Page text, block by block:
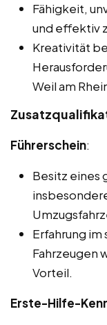
Fähigkeit,
und effektiv
Kreativität
Weil am
Führerschein:
Besitz eines
Erfahrung im
Fahrzeugen
Vorteil.
Erste-Hilfe-